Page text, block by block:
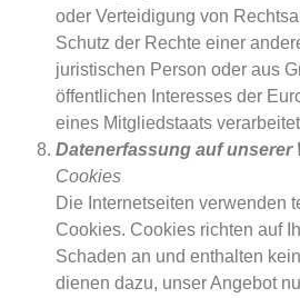
oder Verteidigung von
Schutz der Rechte einer
juristischen Person oder aus
öffentlichen Interesses der
eines Mitgliedstaats
Datenerfassung auf unserer
Cookies
Die Internetseiten verwenden
Cookies. Cookies richten auf
Schaden an und enthalten
dienen dazu, unser Angebot